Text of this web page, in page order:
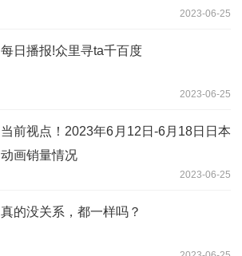
2023-06-25
每日播报!众里寻ta千百度
2023-06-25
当前视点！2023年6月12日-6月18日日本
动画销量情况
2023-06-25
真的没关系，都一样吗？